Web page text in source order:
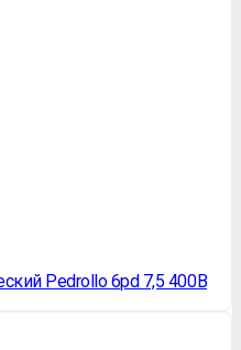
Pedrollo 6pd 7,5 400В